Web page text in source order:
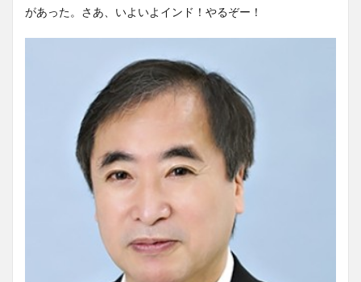
があった。さあ、いよいよインド！やるぞー！